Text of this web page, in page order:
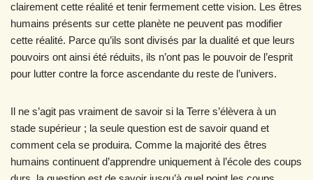
clairement cette réalité et tenir fermement cette vision. Les êtres
humains présents sur cette planète ne peuvent pas modifier
cette réalité. Parce qu’ils sont divisés par la dualité et que leurs
pouvoirs ont ainsi été réduits, ils n’ont pas le pouvoir de l’esprit
pour lutter contre la force ascendante du reste de l’univers.
Il ne s’agit pas vraiment de savoir si la Terre s’élèvera à un
stade supérieur ; la seule question est de savoir quand et
comment cela se produira. Comme la majorité des êtres
humains continuent d’apprendre uniquement à l’école des coups